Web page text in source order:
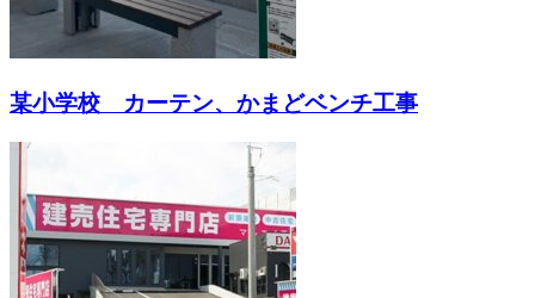
某小学校 カーテン、かまどベンチ工事